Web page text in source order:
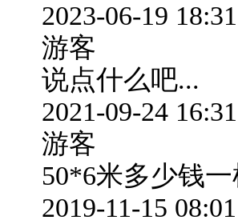
2023-06-19
游客
说点什么吧...
2021-09-24
游客
50*6米多少钱
2019-11-15